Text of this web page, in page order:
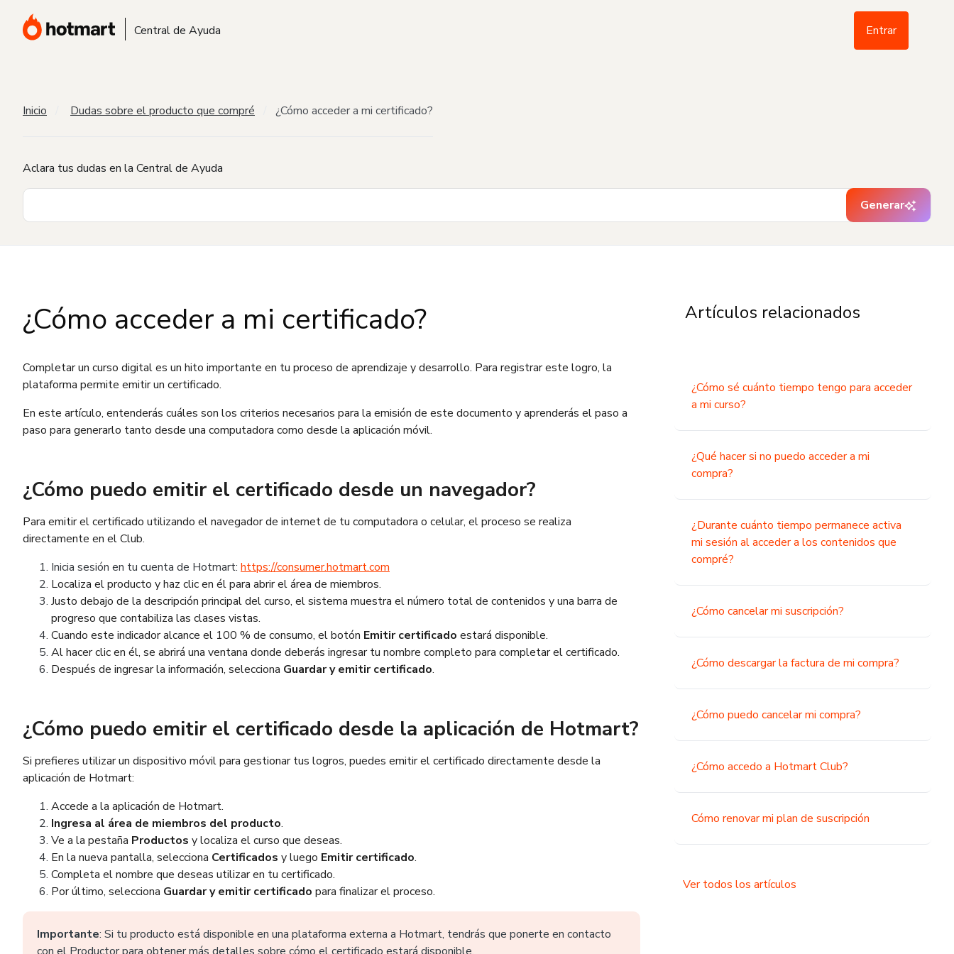
Central de Ayuda Entrar
Inicio Dudas sobre el producto que compré ¿Cómo acceder a mi certificado?
Aclara tus dudas en la Central de Ayuda
Generar
¿Cómo acceder a mi certificado?
Completar un curso digital es un hito importante en tu proceso de aprendizaje y desarrollo. Para registrar este logro, la
plataforma permite emitir un certificado.
En este artículo, entenderás cuáles son los criterios necesarios para la emisión de este documento y aprenderás el paso a
paso para generarlo tanto desde una computadora como desde la aplicación móvil.
¿Cómo puedo emitir el certificado desde un navegador?
Para emitir el certificado utilizando el navegador de internet de tu computadora o celular, el proceso se realiza
directamente en el Club.
Inicia sesión en tu cuenta de Hotmart: https://consumer.hotmart.com
Localiza el producto y haz clic en él para abrir el área de miembros.
Justo debajo de la descripción principal del curso, el sistema muestra el número total de contenidos y una barra de
progreso que contabiliza las clases vistas.
Cuando este indicador alcance el 100 % de consumo, el botón Emitir certificado estará disponible.
Al hacer clic en él, se abrirá una ventana donde deberás ingresar tu nombre completo para completar el certificado.
Después de ingresar la información, selecciona Guardar y emitir certificado.
¿Cómo puedo emitir el certificado desde la aplicación de Hotmart?
Si prefieres utilizar un dispositivo móvil para gestionar tus logros, puedes emitir el certificado directamente desde la
aplicación de Hotmart:
Accede a la aplicación de Hotmart.
Ingresa al área de miembros del producto.
Ve a la pestaña Productos y localiza el curso que deseas.
En la nueva pantalla, selecciona Certificados y luego Emitir certificado.
Completa el nombre que deseas utilizar en tu certificado.
Por último, selecciona Guardar y emitir certificado para finalizar el proceso.
Importante: Si tu producto está disponible en una plataforma externa a Hotmart, tendrás que ponerte en contacto
Artículos relacionados
¿Cómo sé cuánto tiempo tengo para acceder
a mi curso?
¿Qué hacer si no puedo acceder a mi
compra?
¿Durante cuánto tiempo permanece activa
mi sesión al acceder a los contenidos que
compré?
¿Cómo cancelar mi suscripción?
¿Cómo descargar la factura de mi compra?
¿Cómo puedo cancelar mi compra?
¿Cómo accedo a Hotmart Club?
Cómo renovar mi plan de suscripción
Ver todos los artículos